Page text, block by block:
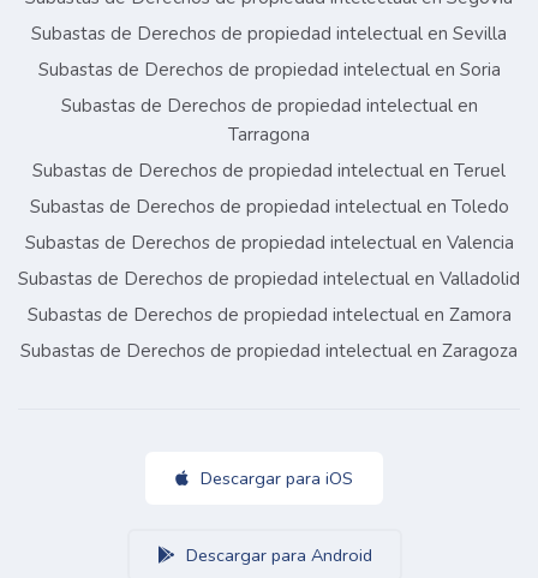
Subastas de Derechos de propiedad intelectual en Sevilla
Subastas de Derechos de propiedad intelectual en Soria
Subastas de Derechos de propiedad intelectual en
Tarragona
Subastas de Derechos de propiedad intelectual en Teruel
Subastas de Derechos de propiedad intelectual en Toledo
Subastas de Derechos de propiedad intelectual en Valencia
Subastas de Derechos de propiedad intelectual en Valladolid
Subastas de Derechos de propiedad intelectual en Zamora
Subastas de Derechos de propiedad intelectual en Zaragoza
Descargar para iOS
Descargar para Android